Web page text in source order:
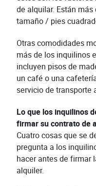
de alquilar. Están
tamaño / pies
Otras comodidades
más de los inquilinos
incluyen pisos de
un café o una
servicio de transporte
Lo que los inquilinos
firmar su contrato de
Cuatro cosas que se
pregunta a los
hacer antes de firmar
alquiler.